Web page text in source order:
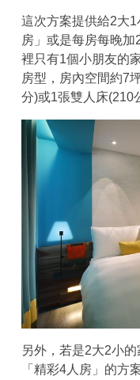
這次方案提供給2大
房」或是每房每晚
裡只有1個小朋友的
房型，房內空間約7
分)或1張雙人床(210
另外，若是2大2小
「精彩4人房」的方